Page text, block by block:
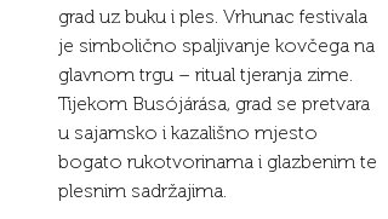
grad uz buku i ples. Vrhunac festivala
je simbolično spaljivanje kovčega na
glavnom trgu – ritual tjeranja zime.
Tijekom Busójárása, grad se pretvara
u sajamsko i kazališno mjesto
bogato rukotvorinama i glazbenim te
plesnim sadržajima.